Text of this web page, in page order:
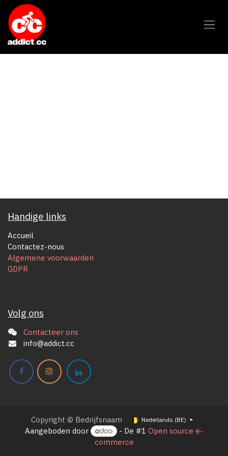
Overslaan naar inhoud
Handige links
Accueil
Contactez-nous
Algemene voorwaarden
GDPR
Volg ons
Contacteer ons
info@addict.cc
Copyright © Bedrijfsnaam Nederlands (BE)
Aangeboden door - De #1 Open source e-
commerce